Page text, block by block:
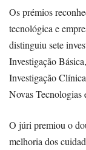
Os prémios
tecnológica e
distinguiu sete
Investigação
Investigação
Novas Tecnologias
O júri premiou o
melhoria dos